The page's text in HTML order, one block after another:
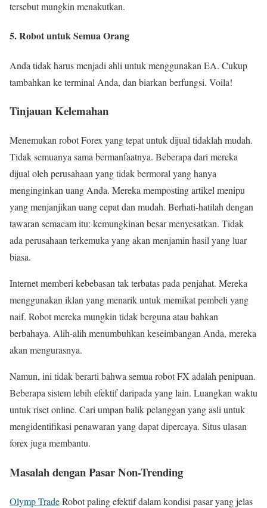
tersebut mungkin menakutkan.
5. Robot untuk Semua Orang
Anda tidak harus menjadi ahli untuk menggunakan EA. Cukup
tambahkan ke terminal Anda, dan biarkan berfungsi. Voila!
Tinjauan Kelemahan
Menemukan robot Forex yang tepat untuk dijual tidaklah mudah.
Tidak semuanya sama bermanfaatnya. Beberapa dari mereka
dijual oleh perusahaan yang tidak bermoral yang hanya
menginginkan uang Anda. Mereka memposting artikel menipu
yang menjanjikan uang cepat dan mudah. Berhati-hatilah dengan
tawaran semacam itu: kemungkinan besar menyesatkan. Tidak
ada perusahaan terkemuka yang akan menjamin hasil yang luar
biasa.
Internet memberi kebebasan tak terbatas pada penjahat. Mereka
menggunakan iklan yang menarik untuk memikat pembeli yang
naif. Robot mereka mungkin tidak berguna atau bahkan
berbahaya. Alih-alih menumbuhkan keseimbangan Anda, mereka
akan mengurasnya.
Namun, ini tidak berarti bahwa semua robot FX adalah penipuan.
Beberapa sistem lebih efektif daripada yang lain. Luangkan waktu
untuk riset online. Cari umpan balik pelanggan yang asli untuk
mengidentifikasi penawaran yang dapat dipercaya. Situs ulasan
forex juga membantu.
Masalah dengan Pasar Non-Trending
Olymp TradeRobot paling efektif dalam kondisi pasar yang jelas